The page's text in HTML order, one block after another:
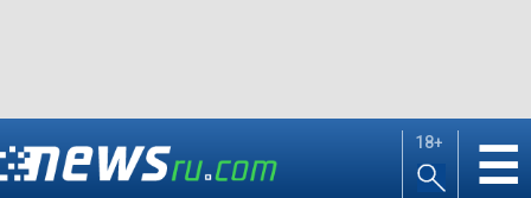
18+ ☰